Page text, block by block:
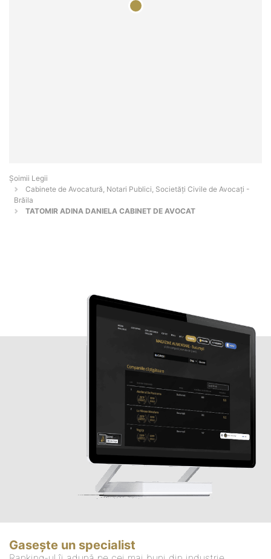
Șoimii Legii
Cabinete de Avocatură, Notari Publici, Societăți Civile de Avocați -
Brăila
TATOMIR ADINA DANIELA CABINET DE AVOCAT
Gasește un specialist